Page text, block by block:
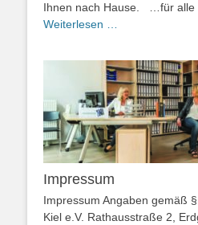
Ihnen nach Hause. …für alle
Weiterlesen …
Impressum
Impressum Angaben gemäß
Kiel e.V. Rathausstraße 2,